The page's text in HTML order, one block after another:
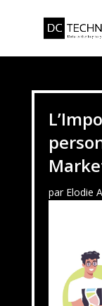
par Elodie